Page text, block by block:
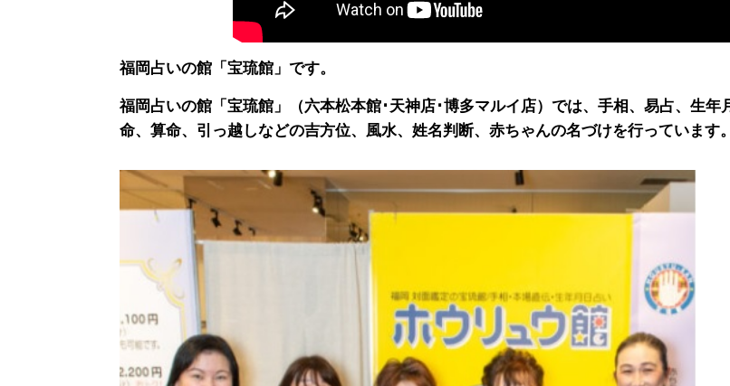
福岡占いの館「宝琉館」です。
福岡占いの館「宝琉館」（六本松本館･天神店･博多マルイ店）では、手相、易占、生年
命、算命、引っ越しなどの吉方位、風水、姓名判断、赤ちゃんの名づけを行っています。